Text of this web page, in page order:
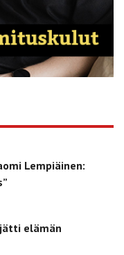
Lempiäinen:
elämän